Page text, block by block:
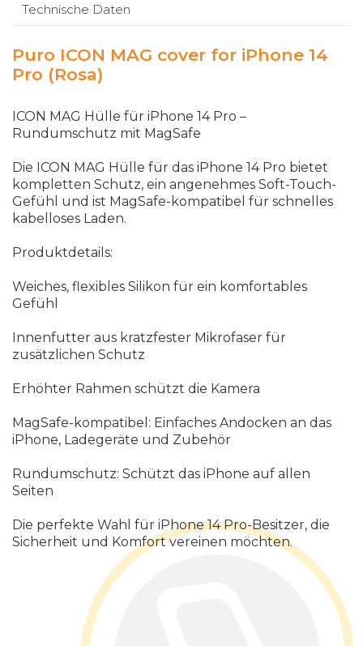
Technische Daten
Puro ICON MAG cover for iPhone 14
Pro (Rosa)
ICON MAG Hülle für iPhone 14 Pro –
Rundumschutz mit MagSafe
Die ICON MAG Hü lle für das iPhone 14 Pro bietet
kompletten Schutz, ein angenehmes Soft-Touch-
Gefü hl und ist MagSafe- kompatibel für schnelles
kabelloses Laden.
Produktdetails:
Weiches, flexibles Silikon für ein komfortables
Gefü hl
Innenfutter aus kratzfester Mikrofaser für
zusätzlichen Schutz
Erhö hter Rahmen schützt die Kamera
MagSafe- kompatibel : Einfaches Andocken an das
iPhone, Ladegeräte und Zubehör
Rundumschutz: Schützt das iPhone auf allen
Seiten
Die perfekte Wahl für iPhone14Pro-Besitzer, die
Sicherheit und Komfort vereinen möchten.